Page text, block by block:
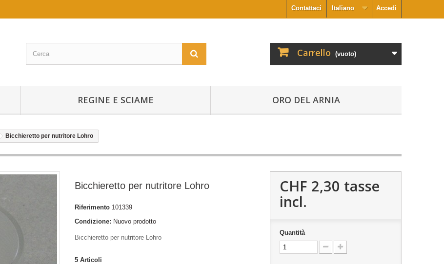
Accedi
Italiano
Contattaci
Carrello (vuoto)
REGINE E SCIAME ORO DEL ARNIA
Bicchieretto per nutritore Lohro
Bicchieretto per nutritore Lohro
Riferimento 101339
Condizione: Nuovo prodotto
Bicchieretto per nutritore Lohro
5 Articoli
CHF 2,30 tasse
incl.
Quantità